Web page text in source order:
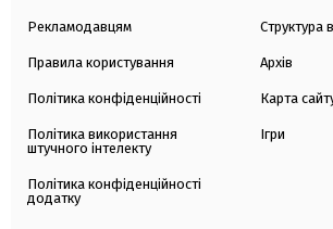
Рекламодавцям
Правила користування
Політика конфіденційності
Політика використання
штучного інтелекту
Політика конфіденційності
додатку
Структура
Архів
Карта
Ігри